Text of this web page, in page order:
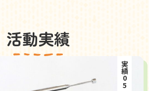
活動実績
実績05